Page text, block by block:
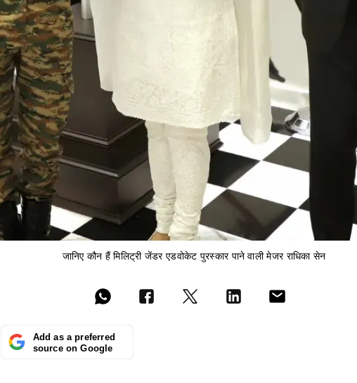
जानिए कौन हैं मिलिट्री जेंडर एडवोकेट पुरस्कार पाने वाली मेजर राधिका सेन
Add as a preferred
source on Google